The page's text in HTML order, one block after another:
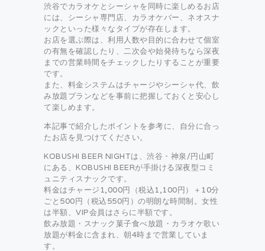
渋谷でカラオケとシーシャを同時に楽しめるお店
には、シーシャ専門店、カラオケバー、ネオスナ
ックといった様々なタイプが存在します。
お店を選ぶ際は、利用人数や目的に合わせて個室
の有無を確認したり、二次会や始発待ちなら深夜
までの営業時間をチェックしたりすることが重要
です。
また、料金システムはチャージやシーシャ代、飲
み放題プランなどを事前に把握しておくと安心し
て楽しめます。
本記事で紹介したポイントを参考に、自分に合っ
たお店を見つけてください。
KOBUSHI BEER NIGHTは、渋谷・神泉/円山町
にある、KOBUSHI BEERが手掛ける深夜型コミ
ュニティスナックです。
料金はチャージ1,000円（税込1,100円）＋10分
ごと500円（税込550円）の明朗な時間制。女性
は半額、VIP会員はさらに半額です。
飲み放題・スナック菓子食べ放題・カラオケ歌い
放題が料金に含まれ、朝4時まで営業していま
す。